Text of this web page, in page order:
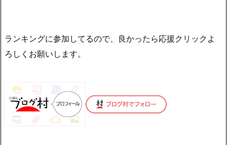
ランキングに参加してるので、良かったら応援クリックよ
ろしくお願いします。